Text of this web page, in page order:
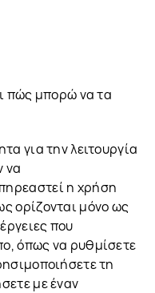
πώς μπορώ να τα
για την λειτουργία
να
η χρήση
ορίζονται μόνο ως
που
όπως να ρυθμίσετε
τη
με έναν